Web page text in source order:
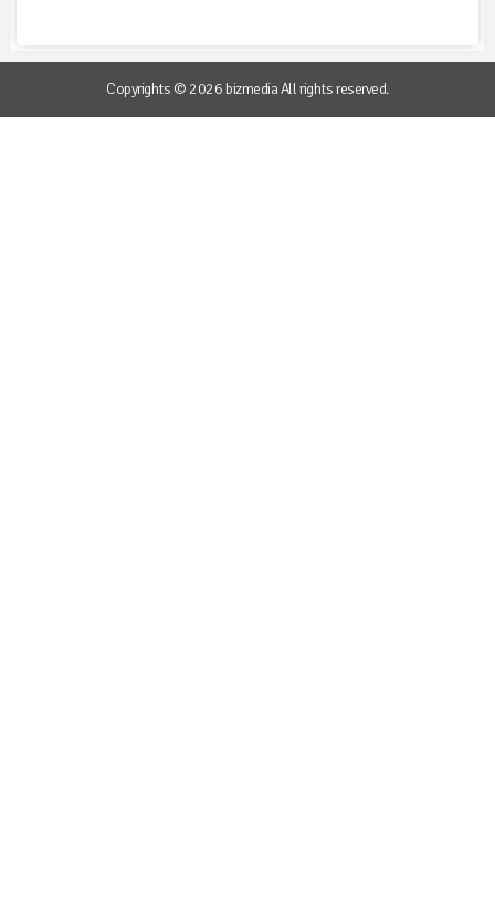
Copyrights © 2026 bizmedia All rights reserved.